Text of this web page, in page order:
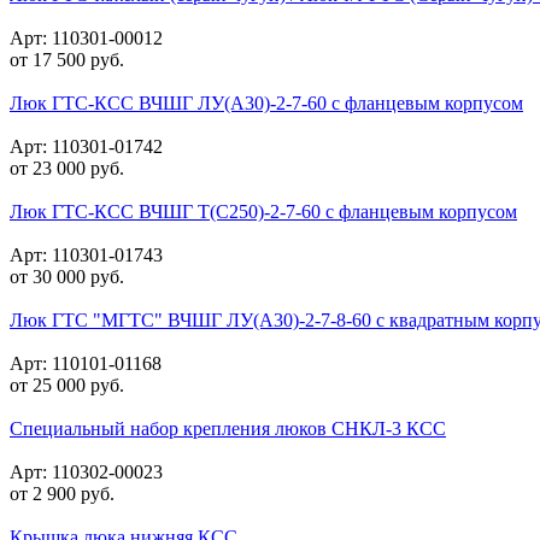
Арт: 110301-00012
от 17 500 руб.
Люк ГТС-КСС ВЧШГ ЛУ(А30)-2-7-60 с фланцевым корпусом
Арт: 110301-01742
от 23 000 руб.
Люк ГТС-КСС ВЧШГ Т(С250)-2-7-60 с фланцевым корпусом
Арт: 110301-01743
от 30 000 руб.
Люк ГТС "МГТС" ВЧШГ ЛУ(А30)-2-7-8-60 с квадратным
Арт: 110101-01168
от 25 000 руб.
Специальный набор крепления люков СНКЛ-3 КСС
Арт: 110302-00023
от 2 900 руб.